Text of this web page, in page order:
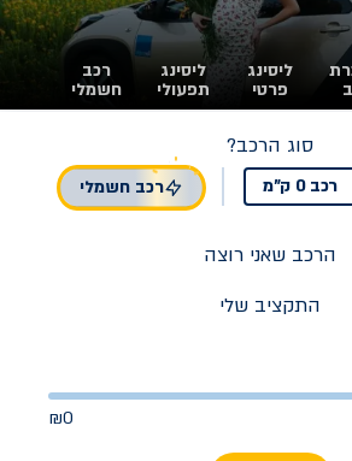
ליסינג
פרטי
ליסינג
תפעולי
רכב
חשמלי
סוג הרכב?
רכב 0 ק"מ רכב חשמלי
הרכב שאני רוצה
התקציב שלי
₪0